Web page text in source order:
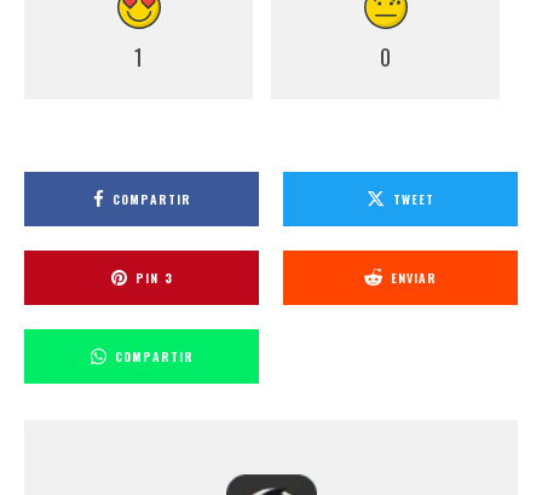
1 0
COMPARTIR TWEET
PIN 3 ENVIAR
COMPARTIR